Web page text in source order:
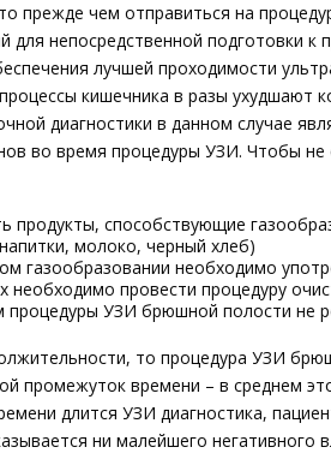
прежде чем отправиться на
для непосредственной подготовки к
лучшей проходимости
кишечника в разы ухудшают
диагностики в данном случае
во время процедуры УЗИ. Чтобы
продукты, способствующие
молоко, черный хлеб)
газообразовании необходимо
необходимо провести процедуру
процедуры УЗИ брюшной полости не
то процедура УЗИ
промежуток времени – в среднем
длится УЗИ диагностика,
ни малейшего негативного